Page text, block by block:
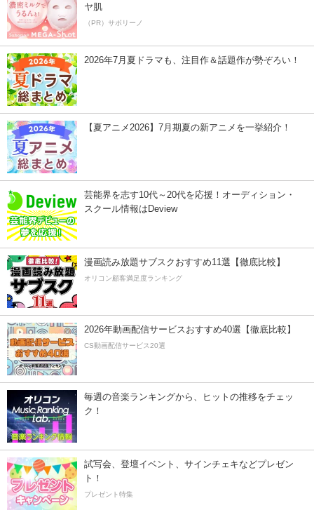
ヤ肌
（PR）サボリーノ
2026年7月夏ドラマも、注目作＆話題作が勢ぞろい！
【夏アニメ2026】7月期夏の新アニメを一挙紹介！
芸能界を志す10代～20代を応援！オーディション・
スクール情報はDeview
漫画読み放題サブスクおすすめ11選【徹底比較】
オリコン顧客満足度ランキング
2026年動画配信サービスおすすめ40選【徹底比較】
CS動画配信サービス20選
毎週の音楽ランキングから、ヒットの推移をチェッ
ク！
試写会、登壇イベント、サインチェキなどプレゼン
ト！
プレゼント特集